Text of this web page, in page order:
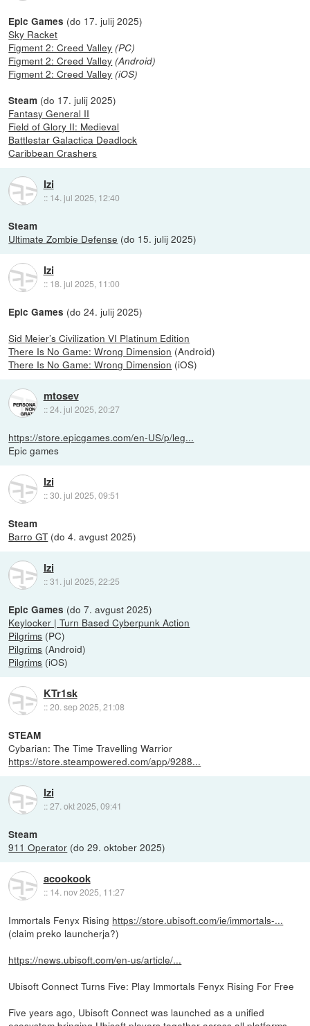
Epic Games (do 17. julij 2025)
Sky Racket
Figment 2: Creed Valley (PC)
Figment 2: Creed Valley (Android)
Figment 2: Creed Valley (iOS)
Steam (do 17. julij 2025)
Fantasy General II
Field of Glory II: Medieval
Battlestar Galactica Deadlock
Caribbean Crashers
Izi
:: 14. jul 2025, 12:40
Steam
Ultimate Zombie Defense (do 15. julij 2025)
Izi
:: 18. jul 2025, 11:00
Epic Games (do 24. julij 2025)
Sid Meier’s Civilization VI Platinum Edition
There Is No Game: Wrong Dimension (Android)
There Is No Game: Wrong Dimension (iOS)
mtosev
::24. jul 2025, 20:27
https://store.epicgames.com/en-US/p/leg...
Epic games
Izi
::30. jul 2025, 09:51
Steam
Barro GT (do 4. avgust 2025)
Izi
::31. jul 2025, 22:25
Epic Games (do 7. avgust 2025)
Keylocker | Turn Based Cyberpunk Action
Pilgrims (PC)
Pilgrims (Android)
Pilgrims (iOS)
KTr1sk
::20. sep 2025, 21:08
STEAM
Cybarian: The Time Travelling Warrior
https://store.steampowered.com/app/9288...
Izi
::27. okt 2025, 09:41
Steam
911 Operator (do 29. oktober 2025)
acookook
:: 14. nov 2025, 11:27
Immortals Fenyx Rising https://store.ubisoft.com/ie/immortals-...
(claim preko launcherja?)
https://news.ubisoft.com/en-us/article/...
Ubisoft Connect Turns Five: Play Immortals Fenyx Rising For Free
Five years ago, Ubisoft Connect was launched as a unified